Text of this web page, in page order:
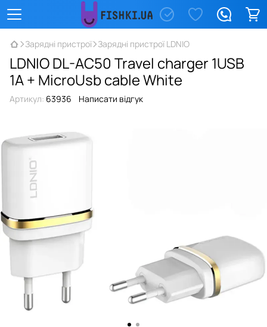
Зарядні пристрої Зарядні пристрої LDNIO
LDNIO DL-AC50 Travel charger 1USB
1A + MicroUsb cable White
Артикул: 63936 Написати відгук